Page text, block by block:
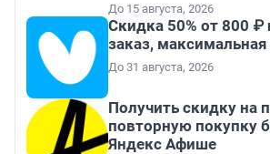
До 15 августа, 2026
Скидка 50% от 800 ₽
заказ,
До 31 августа, 2026
Получить скидку на
повторную покупку
Яндекс Афише